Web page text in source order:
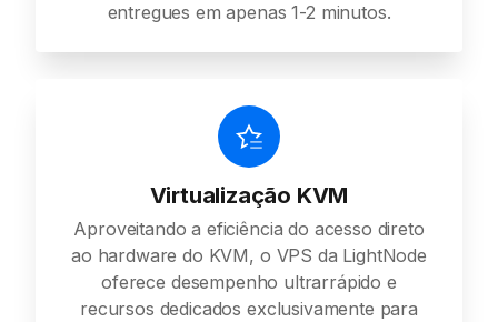
entregues em apenas 1-2 minutos.
Virtualização KVM
Aproveitando a eficiência do acesso direto
ao hardware do KVM, o VPS da LightNode
oferece desempenho ultrarrápido e
recursos dedicados exclusivamente para